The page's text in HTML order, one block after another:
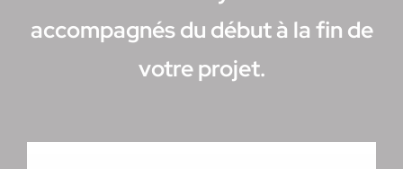
accompagnés du début à la fin de
votre projet.